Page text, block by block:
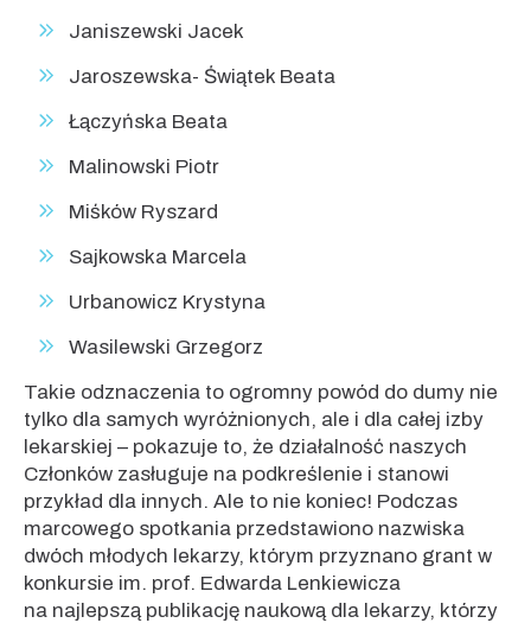
Janiszewski Jacek
Jaroszewska- Świątek Beata
Łączyńska Beata
Malinowski Piotr
Miśków Ryszard
Sajkowska Marcela
Urbanowicz Krystyna
Wasilewski Grzegorz
Takie odznaczenia to ogromny powód do dumy nie
tylko dla samych wyróżnionych, ale i dla całej izby
lekarskiej – pokazuje to, że działalność naszych
Członków zasługuje na podkreślenie i stanowi
przykład dla innych. Ale to nie koniec! Podczas
marcowego spotkania przedstawiono nazwiska
dwóch młodych lekarzy, którym przyznano grant w
konkursie im. prof. Edwarda Lenkiewicza
na najlepszą publikację naukową dla lekarzy, którzy